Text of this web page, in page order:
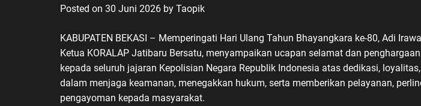
Posted on 30 Juni 2026 by Taopik
KABUPATEN BEKASI – Memperingati Hari Ulang Tahun Bhayangkara ke-80, Adi
Ketua KORALAP Jatibaru Bersatu, menyampaikan ucapan selamat dan
kepada seluruh jajaran Kepolisian Negara Republik Indonesia atas dedikasi,
dalam menjaga keamanan, menegakkan hukum, serta memberikan pelayanan,
pengayoman kepada masyarakat.